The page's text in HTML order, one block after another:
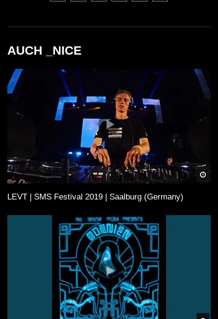
AUCH _NICE
LEVT | SMS Festival 2019 | Saalburg (Germany)